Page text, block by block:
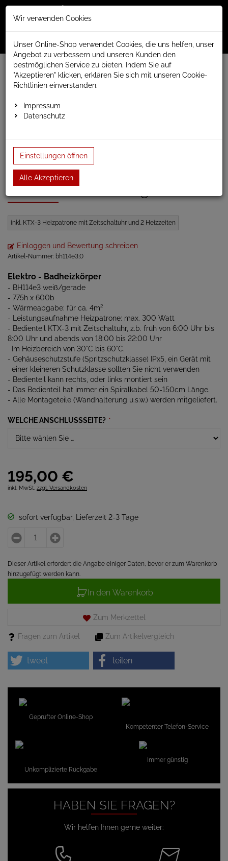
Menü
Weiter einkaufen
www.anapont.eu
elektrischer Badheizkörper
Badheizkörper Baubreite 600mm
elektrischer Handtuchheizkörper BH114e 775h x 600…
elektrischer
Handtuchheizkörper BH114e
775h x 600b weiss gerade
inkl. KTX-3 Heizpatrone mit Zeitschaltuhr und 2 Heizzeiten
Einloggen und Bewertung schreiben
Artikel-Nummer: bh114e3;0
Elektro - Badheizkörper
- BH114e3 weiß/gerade
- 775h x 600b
- Wärmeabgabe: für ca. 4m²
- Leistungsaufnahme Heizpatrone: max. 300 Watt
- Bedienteil KTX-3 mit Zeitschaltuhr, z.b. früh von 6:00 Uhr bis
8:00 Uhr und abends von 18:00 bis 22:00 Uhr
Im Heizbereich von 30°C bis 60°C.
- Gehäuseschutzstufe (Spritzschutzklasse) IPx5, ein Gerät mit
einer kleineren Schutzklasse sollten Sie nicht verwenden
- Bedienteil kann rechts, oder links montiert sein
- Das Bedienteil hat immer ein Spiralkabel 50-150cm Länge.
- Alle Montageteile (Wandhalterung u.s.w.) werden mitgeliefert.
WELCHE ANSCHLUSSSEITE? *
195,00 €
inkl. MwSt. zzgl. Versandkosten
sofort verfügbar, Lieferzeit 2-3 Tage
Dieser Artikel erfordert die Angabe einiger Daten, bevor er zum Warenkorb
hinzugefügt werden kann.
In den Warenkorb
Zum Merkzettel
Fragen zum Artikel Zum Artikelvergleich
tweet teilen
Geprüfter Online-Shop
Kompetenter Telefon-Service
Unkomplizierte Rückgabe
Immer günstig
HABEN SIE FRAGEN?
Wir helfen Ihnen gerne weiter:
Wir verwenden Cookies
Unser Online-Shop verwendet Cookies, die uns helfen, unser
Angebot zu verbessern und unseren Kunden den
bestmöglichen Service zu bieten. Indem Sie auf
"Akzeptieren" klicken, erklären Sie sich mit unseren Cookie-
Richtlinien einverstanden.
Impressum
Datenschutz
Einstellungen öffnen
Alle Akzeptieren